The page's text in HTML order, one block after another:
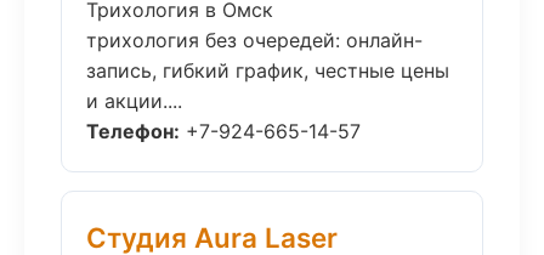
Трихология в Омск
трихология без очередей: онлайн-
запись, гибкий график, честные цены
и акции....
Телефон: +7-924-665-14-57
Студия Aura Laser